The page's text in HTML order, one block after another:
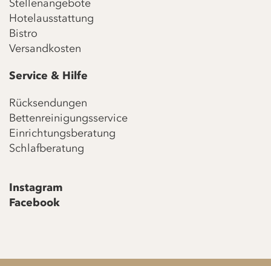
Stellenangebote
Hotelausstattung
Bistro
Versandkosten
Service & Hilfe
Rücksendungen
Bettenreinigungsservice
Einrichtungsberatung
Schlafberatung
Instagram
Facebook